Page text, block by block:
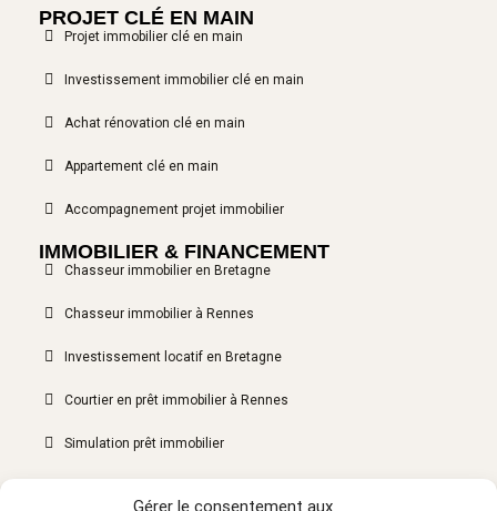
Gérer le consentement aux
PROJET CLÉ EN MAIN
Projet immobilier clé en main
Investissement immobilier clé en main
Achat rénovation clé en main
Appartement clé en main
Accompagnement projet immobilier
IMMOBILIER & FINANCEMENT
Chasseur immobilier en Bretagne
Chasseur immobilier à Rennes
Investissement locatif en Bretagne
Courtier en prêt immobilier à Rennes
Simulation prêt immobilier